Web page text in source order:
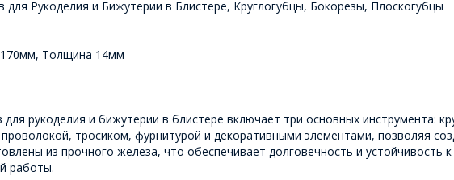
Рукоделия и Бижутерии в Блистере, Круглогубцы, Бокорезы, Плоскогубцы
Толщина 14мм
рукоделия и бижутерии в блистере включает три основных инструмента:
тросиком, фурнитурой и декоративными элементами, позволяя
из прочного железа, что обеспечивает долговечность и устойчивость
работы.